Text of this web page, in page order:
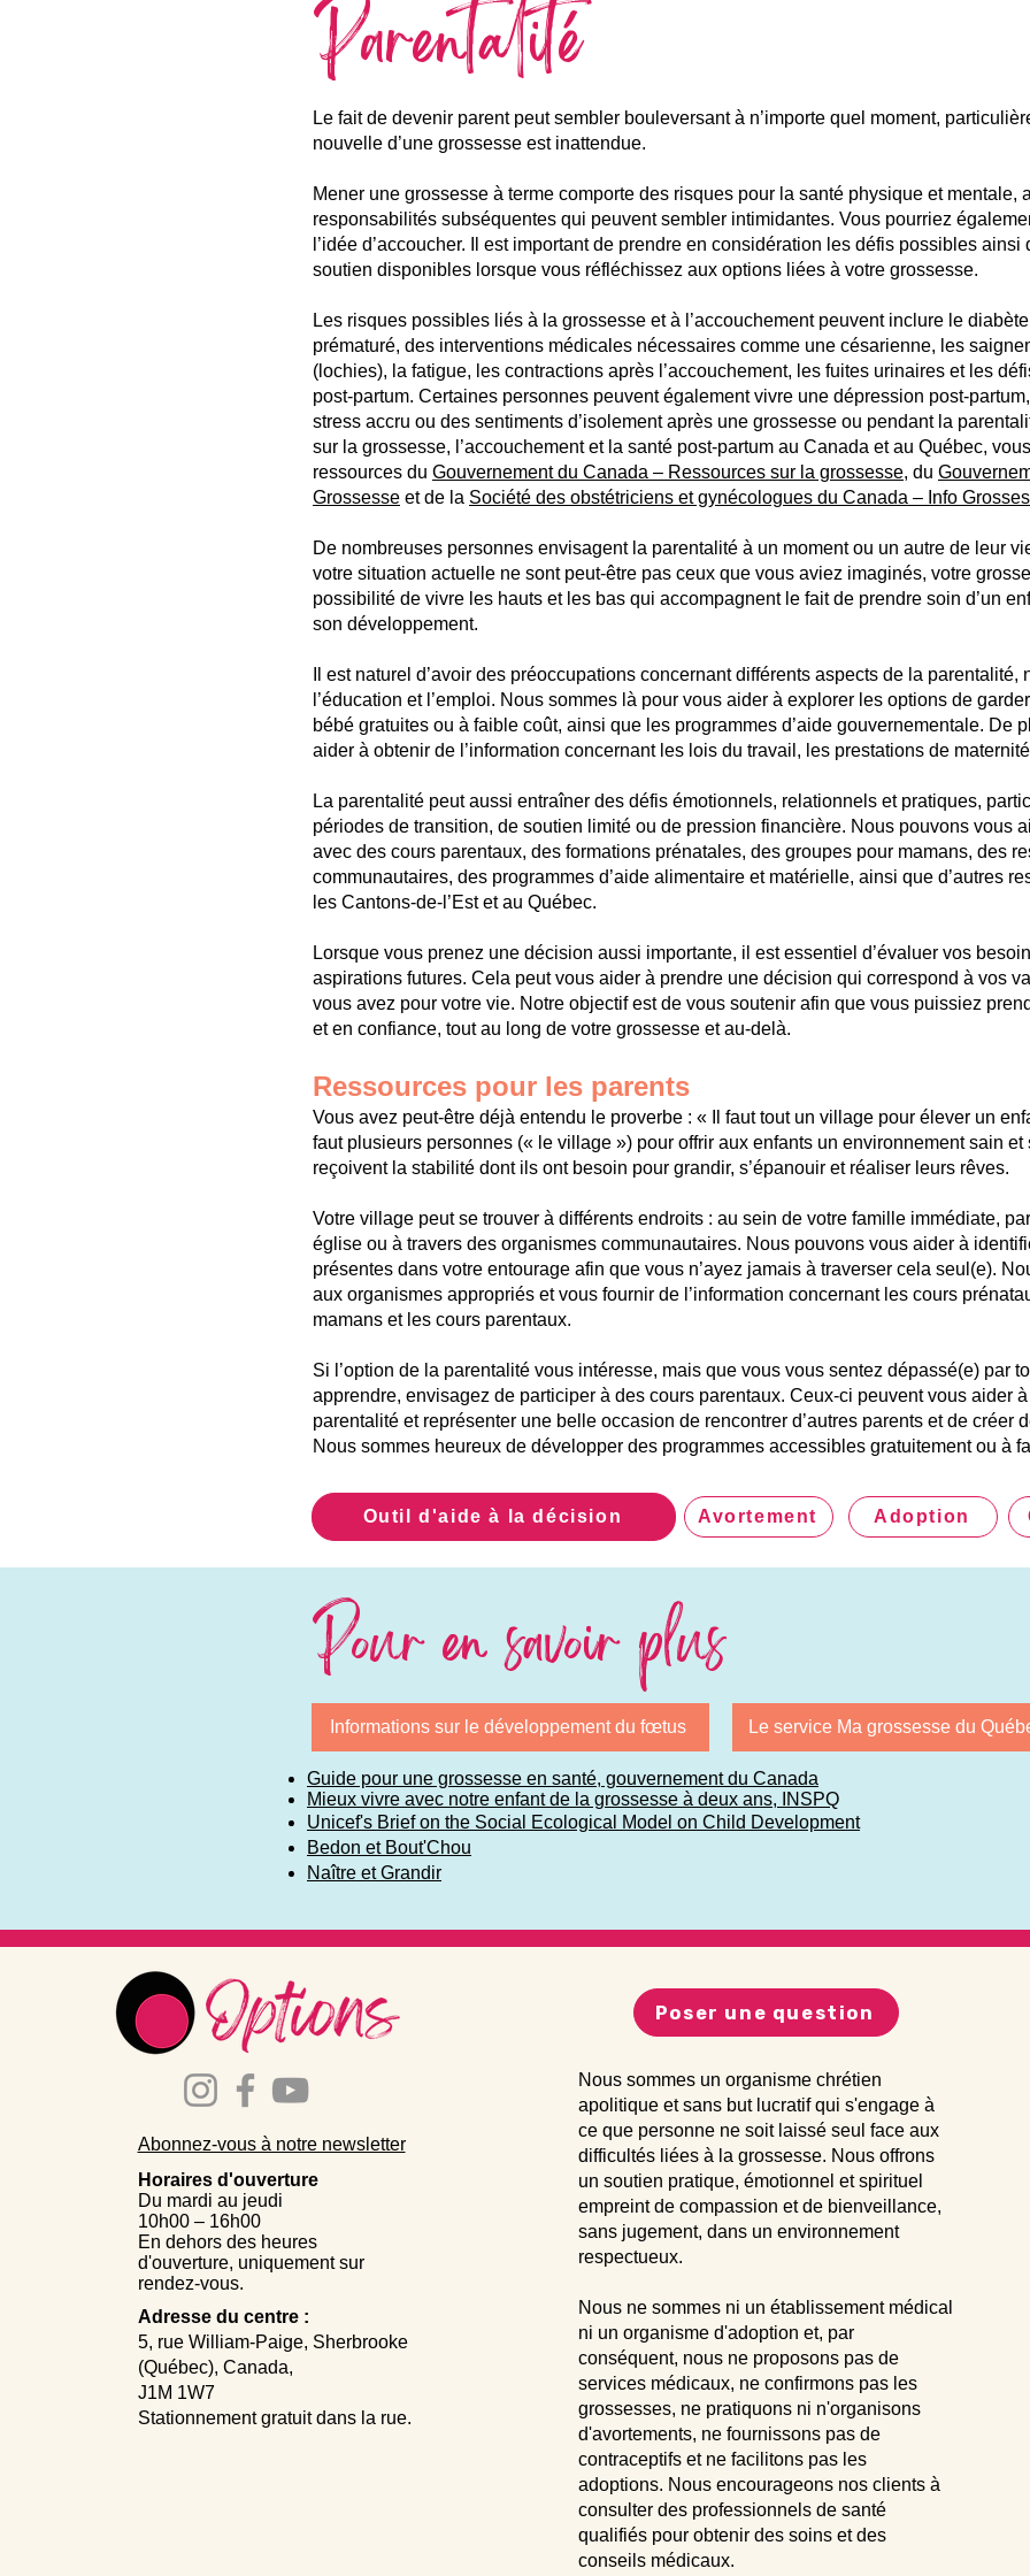
Parentalité
Le fait de devenir parent peut sembler bouleversant à n’importe quel moment,
nouvelle d’une grossesse est inattendue.
Mener une grossesse à terme comporte des risques pour la santé physique et mentale,
responsabilités subséquentes qui peuvent sembler intimidantes. Vous pourriez
l’idée d’accoucher. Il est important de prendre en considération les défis possibles
soutien disponibles lorsque vous réfléchissez aux options liées à votre grossesse.
Les risques possibles liés à la grossesse et à l’accouchement peuvent inclure le
prématuré, des interventions médicales nécessaires comme une césarienne, les
(lochies), la fatigue, les contractions après l’accouchement, les fuites urinaires et les
post-partum. Certaines personnes peuvent également vivre une dépression post-
stress accru ou des sentiments d’isolement après une grossesse ou pendant la
sur la grossesse, l’accouchement et la santé post-partum au Canada et au Québec,
ressources du Gouvernement du Canada – Ressources sur la grossesse, du
Grossesse et de la Société des obstétriciens et gynécologues du Canada – Info
De nombreuses personnes envisagent la parentalité à un moment ou un autre de leur
votre situation actuelle ne sont peut-être pas ceux que vous aviez imaginés, votre
possibilité de vivre les hauts et les bas qui accompagnent le fait de prendre soin d’un
son développement.
Il est naturel d’avoir des préoccupations concernant différents aspects de la parentalité,
l’éducation et l’emploi. Nous sommes là pour vous aider à explorer les options de
bébé gratuites ou à faible coût, ainsi que les programmes d’aide gouvernementale. De
aider à obtenir de l’information concernant les lois du travail, les prestations de
La parentalité peut aussi entraîner des défis émotionnels, relationnels et pratiques,
périodes de transition, de soutien limité ou de pression financière. Nous pouvons vous
avec des cours parentaux, des formations prénatales, des groupes pour mamans, des
communautaires, des programmes d’aide alimentaire et matérielle, ainsi que d’autres
les Cantons-de-l’Est et au Québec.
Lorsque vous prenez une décision aussi importante, il est essentiel d’évaluer vos
aspirations futures. Cela peut vous aider à prendre une décision qui correspond à vos
vous avez pour votre vie. Notre objectif est de vous soutenir afin que vous puissiez
et en confiance, tout au long de votre grossesse et au-delà.
Ressources pour les parents
Vous avez peut-être déjà entendu le proverbe : « Il faut tout un village pour élever un
faut plusieurs personnes (« le village ») pour offrir aux enfants un environnement sain et
reçoivent la stabilité dont ils ont besoin pour grandir, s’épanouir et réaliser leurs rêves.
Votre village peut se trouver à différents endroits : au sein de votre famille immédiate,
église ou à travers des organismes communautaires. Nous pouvons vous aider à
présentes dans votre entourage afin que vous n’ayez jamais à traverser cela seul(e).
aux organismes appropriés et vous fournir de l’information concernant les cours
mamans et les cours parentaux.
Si l’option de la parentalité vous intéresse, mais que vous vous sentez dépassé(e) par
apprendre, envisagez de participer à des cours parentaux. Ceux-ci peuvent vous aider
parentalité et représenter une belle occasion de rencontrer d’autres parents et de créer
Nous sommes heureux de développer des programmes accessibles gratuitement ou à
Outil d'aide à la décision Avortement Adoption
Pour en savoir plus
Informations sur le développement du fœtus Le service Ma grossesse du
Guide pour une grossesse en santé, gouvernement du Canada
Mieux vivre avec notre enfant de la grossesse à deux ans, INSPQ
Unicef's Brief on the Social Ecological Model on Child Development
Bedon et Bout'Chou
Naître et Grandir
Abonnez-vous à notre newsletter
Horaires d'ouverture
Du mardi au jeudi
10h00 – 16h00
En dehors des heures
d'ouverture, uniquement sur
rendez-vous.
Adresse du centre :
5, rue William-Paige, Sherbrooke
(Québec), Canada,
J1M 1W7
Stationnement gratuit dans la rue.
Poser une question
Nous sommes un organisme chrétien
apolitique et sans but lucratif qui s'engage à
ce que personne ne soit laissé seul face aux
difficultés liées à la grossesse. Nous offrons
un soutien pratique, émotionnel et spirituel
empreint de compassion et de bienveillance,
sans jugement, dans un environnement
respectueux.
Nous ne sommes ni un établissement médical
ni un organisme d'adoption et, par
conséquent, nous ne proposons pas de
services médicaux, ne confirmons pas les
grossesses, ne pratiquons ni n'organisons
d'avortements, ne fournissons pas de
contraceptifs et ne facilitons pas les
adoptions. Nous encourageons nos clients à
consulter des professionnels de santé
qualifiés pour obtenir des soins et des
conseils médicaux.